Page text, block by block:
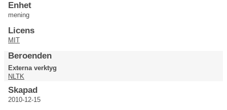
Enhet
mening
Licens
MIT
Beroenden
Externa verktyg
NLTK
Skapad
2010-12-15